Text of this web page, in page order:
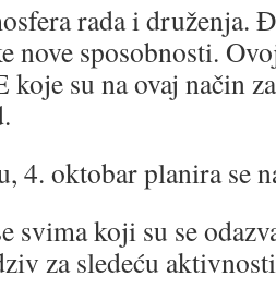
rada i druženja.
nove sposobnosti.
su na ovaj način
4. oktobar planira se
svima koji su se
za sledeću